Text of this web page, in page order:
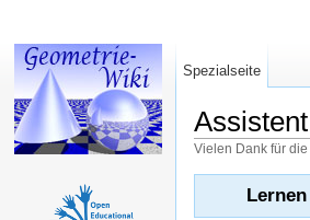
Vielen Dank für
Lernen
Spezialseite